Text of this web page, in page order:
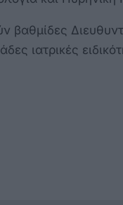
βαθμίδες
ιατρικές